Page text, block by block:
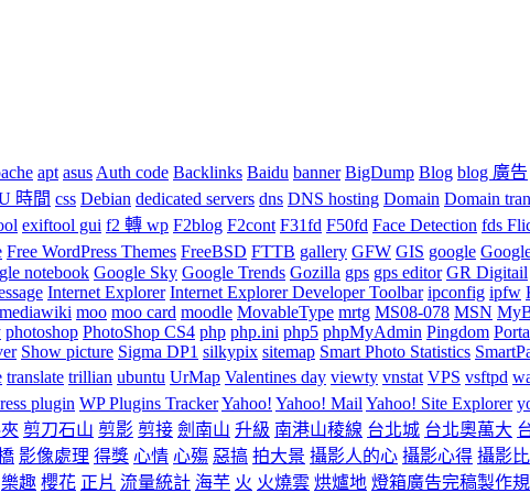
apt asus Auth code Backlinks Baidu banner BigDump Blog blog 廣告
時間 css Debian dedicated servers dns DNS hosting Domain Domain
exiftool gui f2 轉 wp F2blog F2cont F31fd F50fd Face Detection fds
Free WordPress Themes FreeBSD FTTB gallery GFW GIS google
notebook Google Sky Google Trends Gozilla gps gps editor GR Digitail
Internet Explorer Internet Explorer Developer Toolbar ipconfig ipfw
mediawiki moo moo card moodle MovableType mrtg MS08-078 MSN
photoshop PhotoShop CS4 php php.ini php5 phpMyAdmin Pingdom
Show picture Sigma DP1 silkypix sitemap Smart Photo Statistics
translate trillian ubuntu UrMap Valentines day viewty vnstat VPS vsftpd
plugin WP Plugins TrackerYahoo! Yahoo! Mail Yahoo! Site Explorer
剪刀石山 剪影 剪接 劍南山 升級 南港山稜線 台北城 台北奧萬大
影像處理 得獎 心情 心殤 惡搞 拍大景 攝影人的心 攝影心得 攝影
樂趣 櫻花 正片 流量統計 海芋 火 火燒雲 烘爐地 燈箱廣告完稿製作